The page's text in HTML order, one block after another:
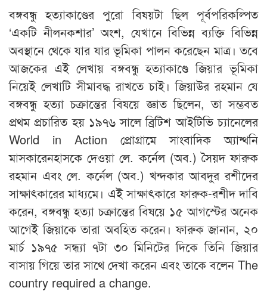
বঙ্গবন্ধু হত্যাকাণ্ডের পুরো বিষয়টা ছিল পূর্বপরিকল্পিত
‘একটি নীলনকশার’ অংশ, যেখানে বিভিন্ন ব্যক্তি বিভিন্ন
অবস্থানে থেকে যার যার ভূমিকা পালন করেছেন মাত্র। তবে
আজকের এই লেখায় বঙ্গবন্ধু হত্যাকাণ্ডে জিয়ার ভূমিকা
নিয়েই লেখাটি সীমাবদ্ধ রাখতে চাই। জিয়াউর রহমান যে
বঙ্গবন্ধু হত্যা চক্রান্তের বিষয়ে জ্ঞাত ছিলেন, তা সম্ভবত
প্রথম প্রচারিত হয় ১৯৭৬ সালে ব্রিটিশ আইটিভি চ্যানেলের
World in Action প্রোগ্রামে সাংবাদিক অ্যান্থনি
মাসকারেনহাসকে দেওয়া লে. কর্নেল (অব.) সৈয়দ ফারুক
রহমান এবং লে. কর্নেল (অব.) খন্দকার আবদুর রশীদের
সাক্ষাৎকারের মাধ্যমে। এই সাক্ষাৎকারে ফারুক-রশীদ দাবি
করেন, বঙ্গবন্ধু হত্যা চক্রান্তের বিষয়ে ১৫ আগস্টের অনেক
আগেই জিয়াকে তারা অবহিত করেন। ফারুক জানান, ২০
মার্চ ১৯৭৫ সন্ধ্যা ৭টা ৩০ মিনিটের দিকে তিনি জিয়ার
বাসায় গিয়ে তার সাথে দেখা করেন এবং তাকে বলেন The
country required a change.